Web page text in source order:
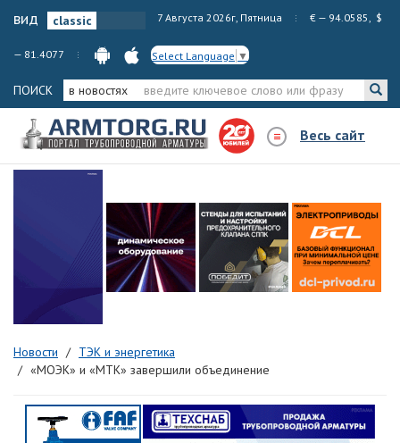
вид 7 Августа 2026г, Пятница € — 94.0585, $
— 81.4077 Select Language ▼
ПОИСК в новостях
Весь сайт
Новости
ТЭК и энергетика
«МОЭК» и «МТК» завершили объединение